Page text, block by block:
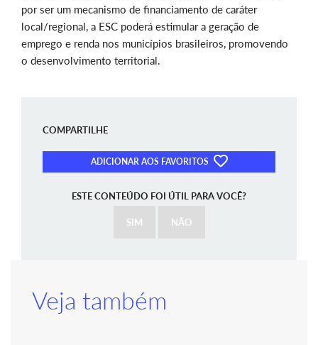
por ser um mecanismo de financiamento de caráter
local/regional, a ESC poderá estimular a geração de
emprego e renda nos municípios brasileiros, promovendo
o desenvolvimento territorial.
COMPARTILHE
ADICIONAR AOS FAVORITOS
ESTE CONTEÚDO FOI ÚTIL PARA VOCÊ?
SIM NÃO
Veja também